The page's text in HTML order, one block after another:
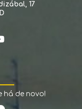
17
há de novo!